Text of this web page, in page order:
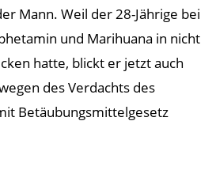
Mann. Weil der 28-Jährige bei
und Marihuana in nicht
hatte, blickt er jetzt auch
des Verdachts des
Betäubungsmittelgesetz